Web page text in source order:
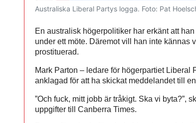
Australiska Liberal Partys logga. Foto: Pat
En australisk högerpolitiker har erkänt att
under ett möte. Däremot vill han inte kännas
prostituerad.
Mark Parton – ledare för högerpartiet
anklagad för att ha skickat meddelandet till
”Och fuck, mitt jobb är tråkigt. Ska vi byta?”,
uppgifter till Canberra Times.